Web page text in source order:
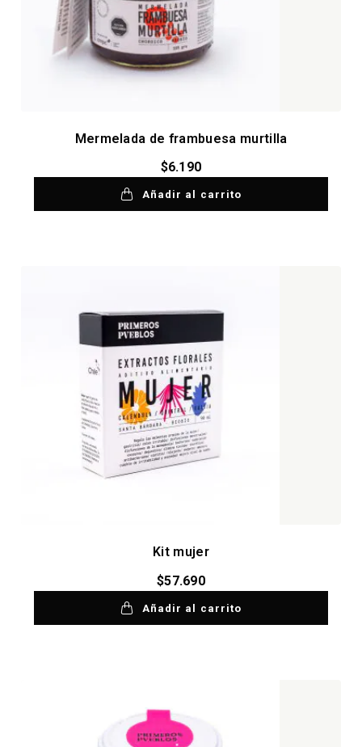
Mermelada de frambuesa murtilla
$6.190
Añadir al carrito
Kit mujer
$57.690
Añadir al carrito